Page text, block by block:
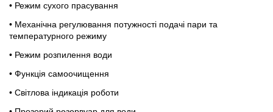
• Режим сухого прасування
• Механічна регулювання потужності подачі пари та
температурного режиму
• Режим розпилення води
• Функція самоочищення
• Світлова індикація роботи